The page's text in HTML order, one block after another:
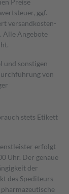
Preise
ggf.
versand­kosten­
Alle Angebote
und sonstigen
von
stets Etikett
erfolgt
Uhr. Der genaue
der
des Spediteurs